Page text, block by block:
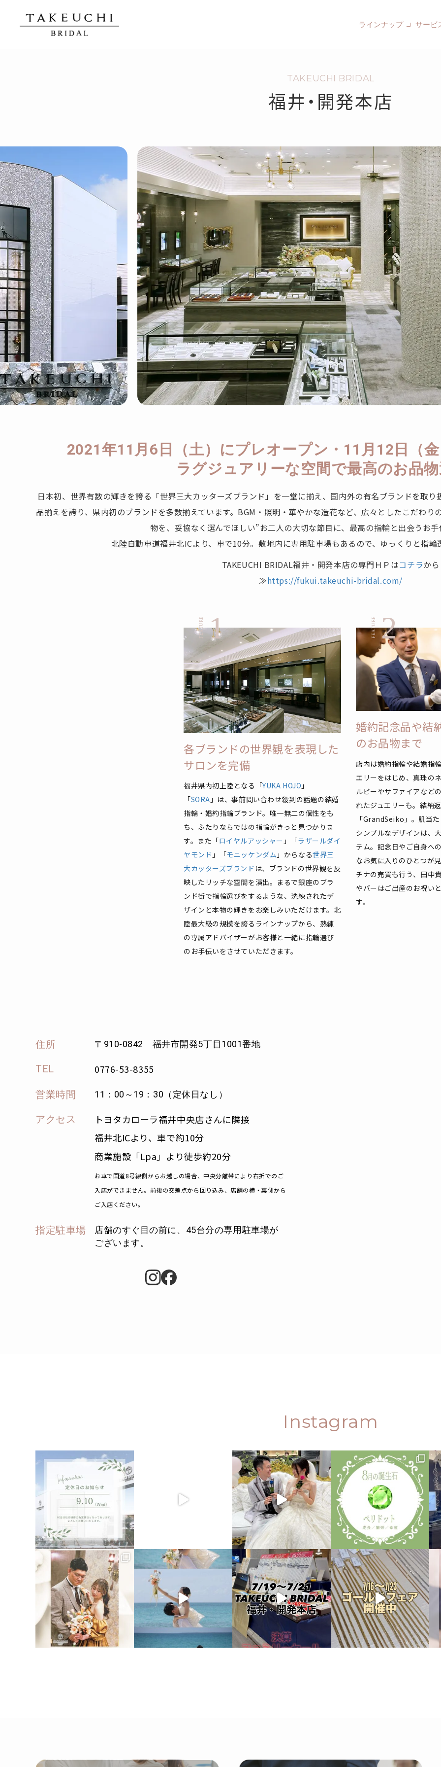
ラインナップ サービ
TAKEUCHI BRIDAL
福井・開発本店
2021年11月6日（土）にプレオープン・11月12日（
ラグジュアリーな空間で最高のお品
日本初、世界有数の輝きを誇る「世界三大カッターズブランド」を一堂に揃え、国内外の有名ブランドを取
品揃えを誇り、県内初のブランドを多数揃えています。BGM・照明・華やかな造花など、広々としたこだわり
物を、妥協なく選んでほしい”お二人の大切な節目に、最高の指輪と出会うお手
北陸自動車道福井北ICより、車で10分。敷地内に専用駐車場もあるので、ゆっくりと指輪
TAKEUCHI BRIDAL福井・開発本店の専門ＨＰはコチラから
≫https://fukui.takeuchi-bridal.com/
各ブランドの世界観を表現した
サロンを完備
福井県内初上陸となる「YUKA HOJO 」
「SORA 」は、事前問い合わせ殺到の話題の結婚
指輪・婚約指輪ブランド。唯一無二の個性をも
ち、ふたりならではの指輪がきっと見つかりま
す。また「ロイヤルアッシャー 」「ラザールダイ
ヤモンド 」「モニッケンダム 」からなる世界三
大カッターズブランド は、ブランドの世界観を反
映したリッチな空間を演出。まるで銀座のブラ
ンド街で指輪選びをするような、洗練されたデ
ザインと本物の輝きをお楽しみいただけます。北
陸最大級の規模を誇るラインナップから、熟練
の専属アドバイザーがお客様と一緒に指輪選び
のお手伝いをさせていただきます。
婚約記念品や結
のお品物まで
店内は婚約指輪や結婚指
エリーをはじめ、真珠の
ルビーやサファイアなど
れたジュエリーも。結納
「GrandSeiko」。肌当
シンプルなデザインは、
テム。記念日やご自身へ
なお気に入りのひとつが
チナの売買も行う、田中
やバーはご出産のお祝い
す。
住所 〒910-0842 福井市開発5丁目1001番地
TEL 0776-53-8355
営業時間 11：00～19：30（定休日なし）
アクセス
トヨタカローラ福井中央店さんに隣接
福井北ICより、車で約10分
商業施設「Lpa」より徒歩約20分
お車で国道8号線側からお越しの場合、中央分離帯により右折でのご
入店ができません。 前後の交差点から回り込み、店舗の横・裏側から
ご入店ください。
指定駐車場
店舗のすぐ目の前に、45台分の専用駐車場が
ございます。
Instagram